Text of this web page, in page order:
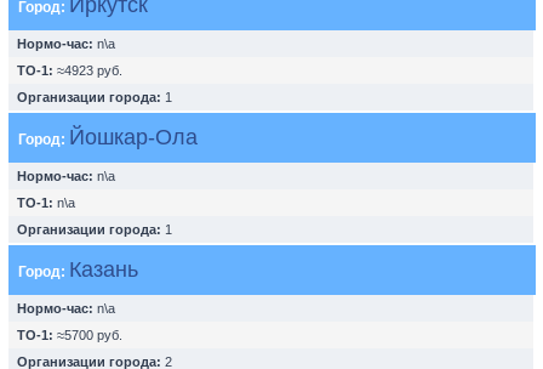
Город: Иркутск
Нормо-час: n\a
ТО-1: ≈4923 руб.
Организации города: 1
Город: Йошкар-Ола
Нормо-час: n\a
ТО-1: n\a
Организации города: 1
Город: Казань
Нормо-час: n\a
ТО-1: ≈5700 руб.
Организации города: 2